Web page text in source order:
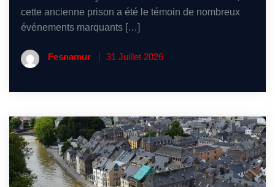
cette ancienne prison a été le témoin de nombreux
événements marquants […]
Fesnamur 31 Juillet 2026